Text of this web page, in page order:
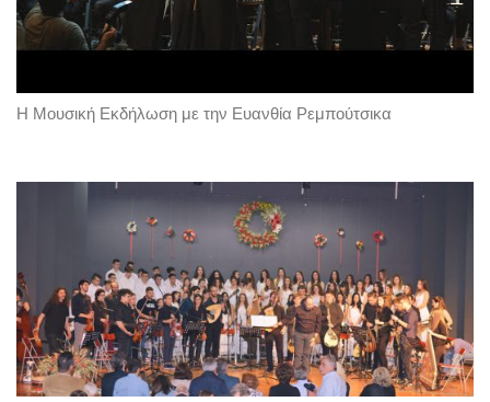
Η Μουσική Εκδήλωση με την Ευανθία Ρεμπούτσικα